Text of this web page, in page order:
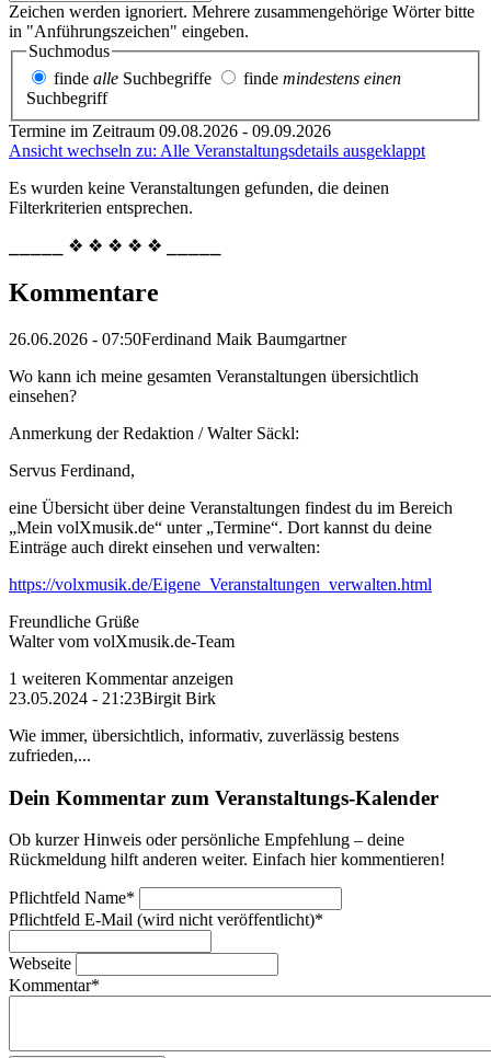
Zeichen werden ignoriert. Mehrere zusammengehörige Wörter bitte
in "Anführungszeichen" eingeben.
Suchmodus
finde alle Suchbegriffe finde mindestens einen
Suchbegriff
Termine im Zeitraum 09.08.2026 - 09.09.2026
Ansicht wechseln zu: Alle Veranstaltungsdetails ausgeklappt
Es wurden keine Veranstaltungen gefunden, die deinen
Filterkriterien entsprechen.
⎯⎯⎯⎯⎯ ❖ ❖ ❖ ❖ ❖ ⎯⎯⎯⎯⎯
Kommentare
26.06.2026 - 07:50Ferdinand Maik Baumgartner
Wo kann ich meine gesamten Veranstaltungen übersichtlich
einsehen?
Anmerkung der Redaktion /Walter Säckl:
Servus Ferdinand,
eine Übersicht über deine Veranstaltungen findest du im Bereich
„Mein volXmusik.de“ unter „Termine“. Dort kannst du deine
Einträge auch direkt einsehen und verwalten:
https://volxmusik.de/Eigene_Veranstaltungen_verwalten.html
Freundliche Grüße
Walter vom volXmusik.de-Team
1 weiteren Kommentar anzeigen
23.05.2024 - 21:23Birgit Birk
Wie immer, übersichtlich, informativ, zuverlässig bestens
zufrieden,...
Dein Kommentar zum Veranstaltungs-Kalender
Ob kurzer Hinweis oder persönliche Empfehlung – deine
Rückmeldung hilft anderen weiter. Einfach hier kommentieren!
Pflichtfeld Name*
Pflichtfeld E-Mail (wird nicht veröffentlicht)*
Webseite
Kommentar*